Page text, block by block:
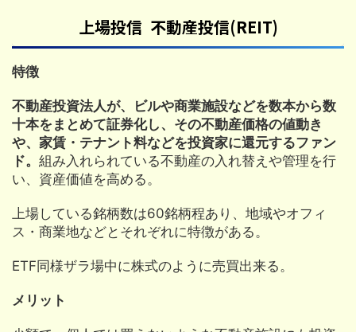
上場投信 不動産投信(REIT)
特徴
不動産投資法人が、ビルや商業施設などを数本から数
十本をまとめて証券化し、その不動産価格の値動き
や、家賃・テナント料などを投資家に還元するファン
ド。 組み入れられている不動産の入れ替えや管理を行
い、資産価値を高める。
上場している銘柄数は60銘柄程あり、地域やオフィ
ス・商業地などとそれぞれに特徴がある。
ETF同様ザラ場中に株式のように売買出来る。
メリット